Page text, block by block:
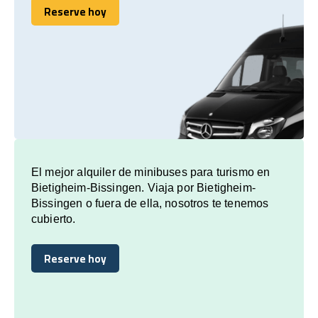
Reserve hoy
Reserve hoy
El mejor alquiler de minibuses para turismo en
Bietigheim-Bissingen. Viaja por Bietigheim-
Bissingen o fuera de ella, nosotros te tenemos
cubierto.
Reserve hoy
Reserve hoy